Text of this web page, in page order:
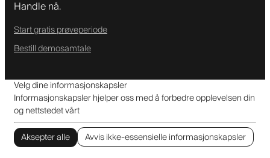
Handle nå.
Start gratis prøveperiode
Bestill demosamtale
Velg dine informasjonskapsler
Informasjonskapsler hjelper oss med å forbedre opplevelsen din
og nettstedet vårt
Aksepter alle
Avvis ikke-essensielle informasjonskapsler